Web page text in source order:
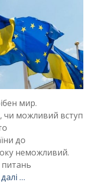
мир.
чи можливий вступ
до
неможливий.
питань
…